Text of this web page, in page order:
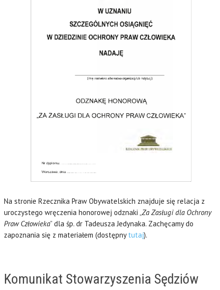
Na stronie Rzecznika Praw Obywatelskich znajduje się relacja z
uroczystego wręczenia honorowej odznaki „Za Zasługi dla Ochrony
Praw Człowieka” dla śp. dr Tadeusza Jedynaka. Zachęcamy do
zapoznania się z materiałem (dostępny tutaj).
Komunikat Stowarzyszenia Sędziów